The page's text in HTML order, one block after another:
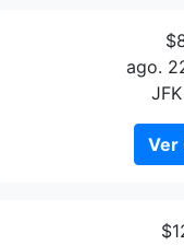
ago.
Ver